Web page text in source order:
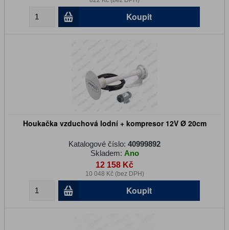
Koupit
Houkačka vzduchová lodní + kompresor 12V Ø 20cm
Katalogové číslo: 40999892
Skladem: Ano
12 158 Kč
10 048 Kč (bez DPH)
Koupit